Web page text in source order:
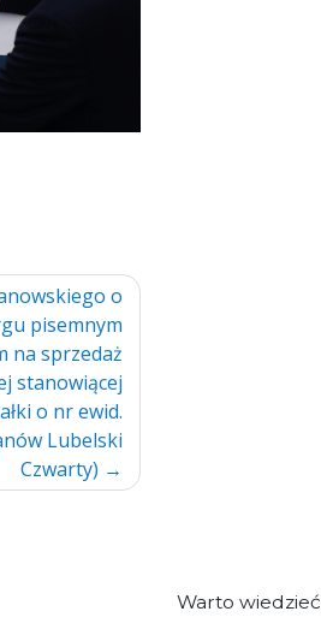
o
pisemnym
na sprzedaż
stanowiącej
o nr ewid.
Lubelski
Czwarty)
Warto wiedzieć